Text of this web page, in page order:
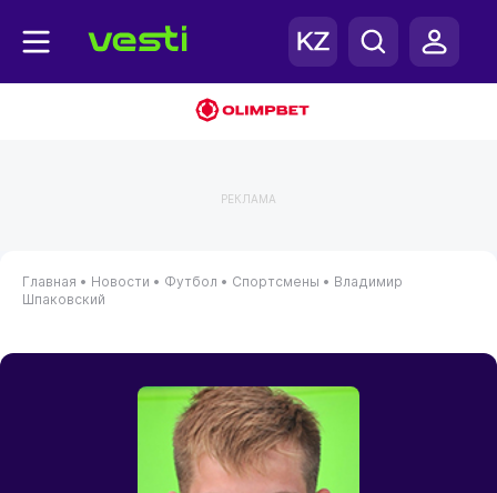
РЕКЛАМА
Главная • Новости • Футбол • Спортсмены • Владимир
Шпаковский